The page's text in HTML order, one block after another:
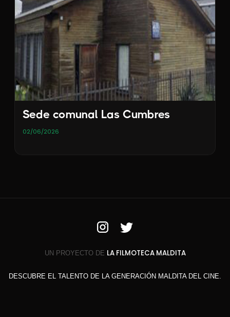
Sede comunal Las Cumbres
02/06/2026
UN PROYECTO DE LA FILMOTECA MALDITA
DESCUBRE EL TALENTO DE LA GENERACIÓN MALDITA DEL CINE.